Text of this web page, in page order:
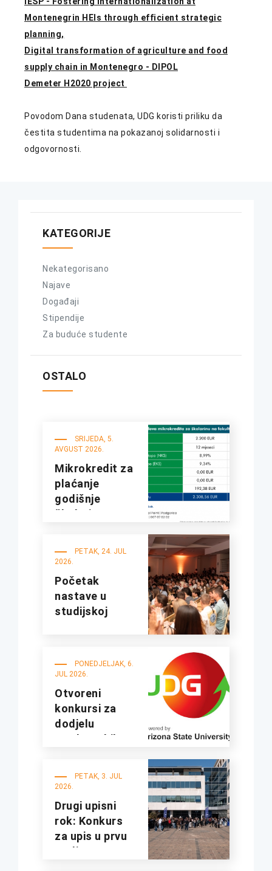
Montenegrin HEIs through efficient strategic
planning,
Digital transformation of agriculture and food
supply chain in Montenegro - DIPOL
Demeter H2020 project
Povodom Dana studenata, UDG koristi priliku da
čestita studentima na pokazanoj solidarnosti i
odgovornosti.
KATEGORIJE
Nekategorisano
Najave
Događaji
Stipendije
Za buduće studente
OSTALO
SRIJEDA, 5.
AVGUST 2026.
Mikrokredit za
plaćanje
godišnje
školarine na
PETAK, 24. JUL
2026.
Početak
nastave u
studijskoj
PONEDJELJAK, 6.
JUL 2026.
Otvoreni
konkursi za
dodjelu
studentskih
studijsku
2026/2027.
godinu
PETAK, 3. JUL
2026.
Drugi upisni
rok: Konkurs
za upis u prvu
godinu